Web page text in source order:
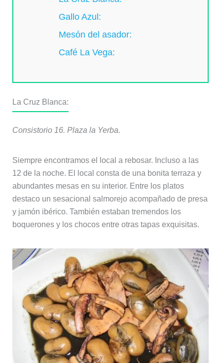
Gallo Azul:
Mesón del asador:
Café La Vega:
La Cruz Blanca:
Consistorio 16. Plaza la Yerba.
Siempre encontramos el local a rebosar. Incluso a las
12 de la noche. El local consta de una bonita terraza y
abundantes mesas en su interior. Entre los platos
destaco un sesacional salmorejo acompañado de presa
y jamón ibérico. También estaban tremendos los
boquerones y los chocos entre otras tapas exquisitas.